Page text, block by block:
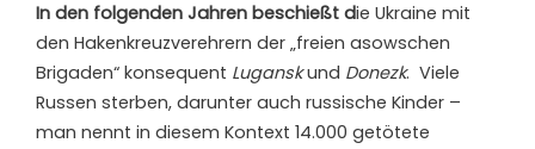
In den folgenden Jahren beschießt die Ukraine mit
den Hakenkreuzverehrern der „freien asowschen
Brigaden“ konsequent Luganskund Donezk. Viele
Russen sterben, darunter auch russische Kinder –
man nennt in diesem Kontext 14.000 getötete